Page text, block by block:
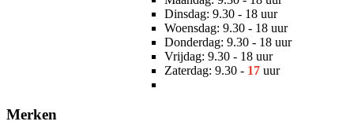
Dinsdag: 9.30 - 18 uur
Woensdag: 9.30 - 18 uur
Donderdag: 9.30 - 18 uur
Vrijdag: 9.30 - 18 uur
Zaterdag: 9.30 - 17 uur
Merken